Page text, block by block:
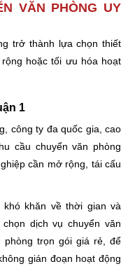
VĂN PHÒNG UY
trở thành lựa chọn thiết
hoặc tối ưu hóa hoạt
1
công ty đa quốc gia, cao
cầu chuyển văn phòng
cần mở rộng, tái cấu
khăn về thời gian và
dịch vụ chuyển văn
phòng trọn gói giá rẻ, để
gián đoạn hoạt động